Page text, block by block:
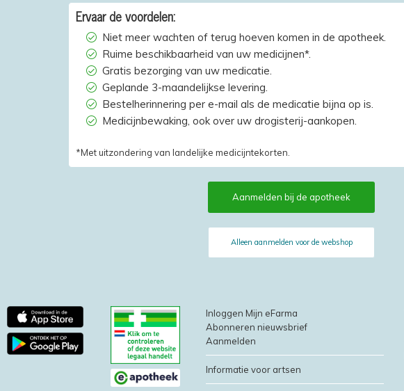
Ervaar de voordelen:
Niet meer wachten of terug hoeven komen in de apotheek.
Ruime beschikbaarheid van uw medicijnen*.
Gratis bezorging van uw medicatie.
Geplande 3-maandelijkse levering.
Bestelherinnering per e-mail als de medicatie bijna op is.
Medicijnbewaking, ook over uw drogisterij-aankopen.
*Met uitzondering van landelijke medicijntekorten.
Aanmelden bij de apotheek
Alleen aanmelden voor de webshop
Inloggen Mijn eFarma
Abonneren nieuwsbrief
Aanmelden
Informatie voor artsen